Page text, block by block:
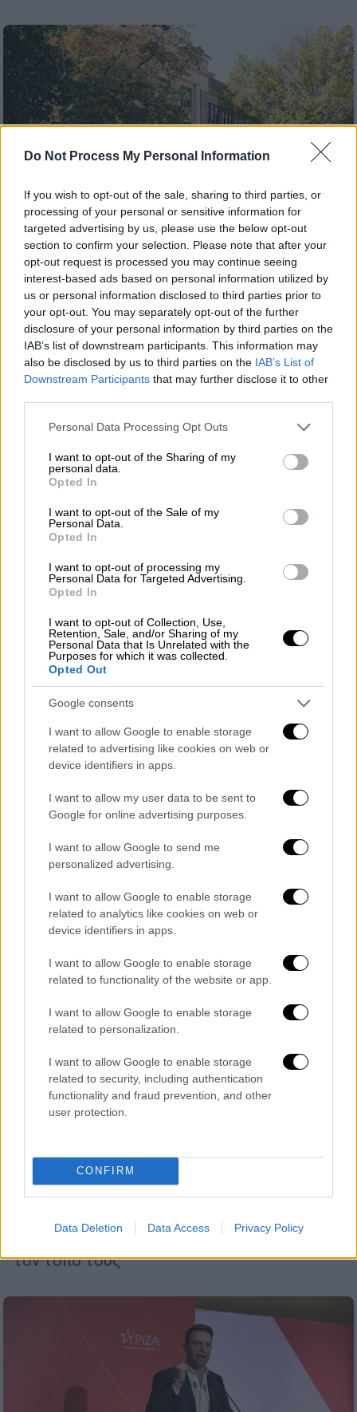
Do Not Process My Personal Information
If you wish to opt-out of the sale, sharing to third parties, or
processing of your personal or sensitive information for
targeted advertising by us, please use the below opt-out
section to confirm your selection. Please note that after your
opt-out request is processed you may continue seeing
interest-based ads based on personal information utilized by
us or personal information disclosed to third parties prior to
your opt-out. You may separately opt-out of the further
disclosure of your personal information by third parties on the
IAB’s list of downstream participants. This information may
also be disclosed by us to third parties on the IAB’s List of
Downstream Participants that may further disclose it to other
Please note that this website/app uses one or more Google
not limited to your visit or usage behaviour. You may click to
grant or deny consent to Google and its third-party tags to
use your data for below specified purposes in below Google
consent section.
Personal Data Processing Opt Outs
I want to opt-out of the Sharing of my
personal data.
Opted In
I want to opt-out of the Sale of my
Personal Data.
Opted In
I want to opt-out of processing my
Personal Data for Targeted Advertising.
Opted In
I want to opt-out of Collection, Use,
Retention, Sale, and/or Sharing of my
Personal Data that Is Unrelated with the
Purposes for which it was collected.
Opted Out
Google consents
I want to allow Google to enable storage
related to advertising like cookies on web or
device identifiers in apps.
I want to allow my user data to be sent to
Google for online advertising purposes.
I want to allow Google to send me
personalized advertising.
I want to allow Google to enable storage
related to analytics like cookies on web or
device identifiers in apps.
I want to allow Google to enable storage
related to functionality of the website or app.
I want to allow Google to enable storage
related to personalization.
I want to allow Google to enable storage
related to security, including authentication
functionality and fraud prevention, and other
user protection.
CONFIRM
Data Deletion Data Access Privacy Policy
Κόσμος|17.06.2024 21:35
Σοκαριστικό έγκλημα στις ΗΠΑ:
19χρονος ελληνοαμερικανός σκότωσε
τους γονείς του
Η γυναίκα βγήκε στην αυλή του σπιτιού και
Απόψεις|19.03.2024 07:41
Πόσο καλά γνωρίζει η κυβέρνηση
Μητσοτάκη τον Απόδημο Ελληνισμό;
Η κυβέρνηση δεν φαίνεται να κατανοεί πως
ο απόδημος και ο ομογενειακός Ελληνισμό
βρίσκεται πλέον αλλού...
Κόσμος|07.03.2024 22:02
όχι όμως τον πόλεμο: Συγκλονίζουν
ομογενείς που βίωσαν την επίθεση στην
Οδησσό
«Δεν θέλουμε να πεθάνουμε», λένε οι
Έλληνες ομογενείς που δεν εγκαταλείπουν
τον τόπο τους